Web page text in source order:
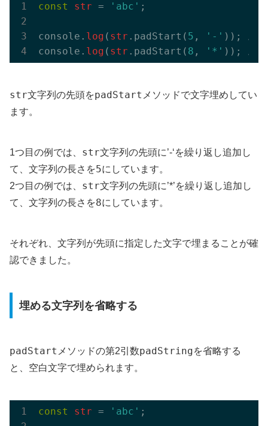
const str = 'abc' ;
console. log ( str .padStart( 5 , '-' )); //
console. log ( str .padStart( 8 , '*' )); //
str文字列の先頭をpadStart メソッドで文字埋めしてい
ます。
1つ目の例では、 str文字列の先頭に’-‘を繰り返し追加し
て、文字列の長さを5にしています。
2つ目の例では、 str文字列の先頭に’*’を繰り返し追加し
て、文字列の長さを8にしています。
それぞれ、文字列が先頭に指定した文字で埋まることが確
認できました。
埋める文字列を省略する
padStart メソッドの第2引数padStringを省略する
と、空白文字で埋められます。
const str = 'abc' ;